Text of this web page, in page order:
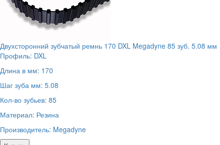
Двухсторонний зубчатый ремнь 170 DXL Megadyne 85 зуб. 5.08 мм
Профиль: DXL
Длина в мм: 170
Шаг зуба мм: 5.08
Кол-во зубьев: 85
Материал: Резина
Производитель: Megadyne